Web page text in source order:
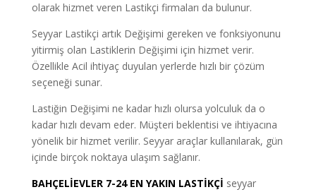
olarak hizmet veren Lastikçi firmaları da bulunur.
Seyyar Lastikçi artık Değişimi gereken ve fonksiyonunu
yitirmiş olan Lastiklerin Değişimi için hizmet verir.
Özellikle Acil ihtiyaç duyulan yerlerde hızlı bir çözüm
seçeneği sunar.
Lastiğin Değişimi ne kadar hızlı olursa yolculuk da o
kadar hızlı devam eder. Müşteri beklentisi ve ihtiyacına
yönelik bir hizmet verilir. Seyyar araçlar kullanılarak, gün
içinde birçok noktaya ulaşım sağlanır.
BAHÇELİEVLER 7-24 EN YAKIN LASTİKÇİ seyyar